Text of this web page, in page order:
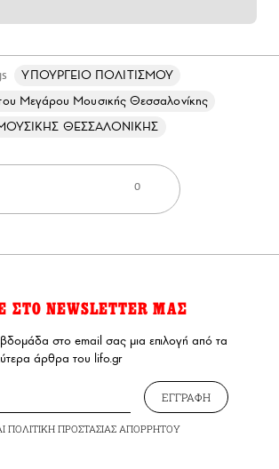
ΥΠΟΥΡΓΕΙΟ ΠΟΛΙΤΙΣΜΟΥ
Μεγάρου Μουσικής Θεσσαλονίκης
ΘΕΣΣΑΛΟΝΙΚΗΣ
0
ΣΤΟ NEWSLETTER ΜΑΣ
στο email σας μια επιλογή από τα
άρθρα του lifo.gr
ΕΓΓΡΑΦΗ
ΠΟΛΙΤΙΚΗ ΠΡΟΣΤΑΣΙΑΣ ΑΠΟΡΡΗΤΟΥ